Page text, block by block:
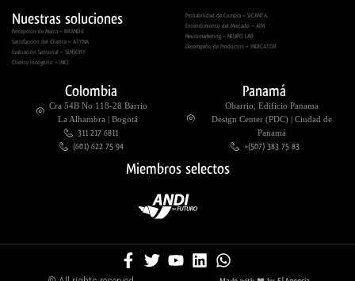
Nuestras soluciones
Percepción de Marca – BRAND-E
Satisfacción del Cliente – ATYNA
Evaluación Sensorial – SENSORY
Cliente Incógnito – INCI
Probabilidad de Compra – SICANTA
Entendimiento del Mercado – AIM
Neuromarketing – NEURO LAB
Desempeño de Productos – INDICATOR
Colombia
Cra 54B No 118-28 Barrio
La Alhambra | Bogotá
311 217 6811
(601) 622 75 94
Panamá
Obarrio, Edificio Panama
Design Center (PDC) | Ciudad de
Panamá
+(507) 383 75 83
Miembros selectos